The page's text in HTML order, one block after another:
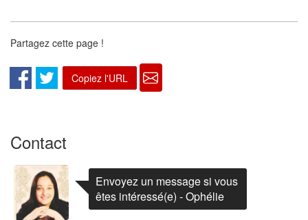
Partagez cette page !
Copiez l'URL
Contact
Envoyez un message si vous
êtes intéressé(e) - Ophélie